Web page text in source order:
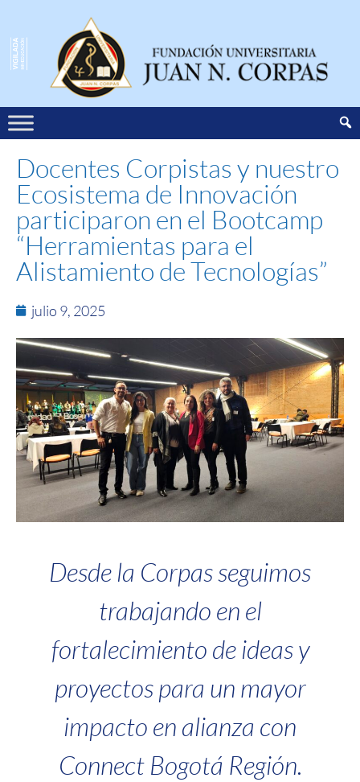
Docentes Corpistas y nuestro
Ecosistema de Innovación
participaron en el Bootcamp
“Herramientas para el
Alistamiento de Tecnologías”
julio 9, 2025
Desde la Corpas seguimos
trabajando en el
fortalecimiento de ideas y
proyectos para un mayor
impacto en alianza con
Connect Bogotá Región.